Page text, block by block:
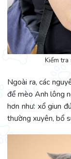
Kiểm
Ngoài ra, các
để mèo Anh lông
hơn như: xổ giun
thường xuyên, bổ